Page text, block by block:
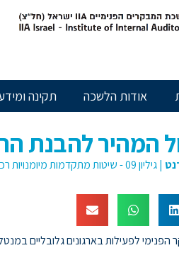
אודות הלשכה תקינה
המהיר להבנת
|גיליון 09 - שיטות מתקדמות מיומנויות רכות
לפעילות בארגונים גלובליים